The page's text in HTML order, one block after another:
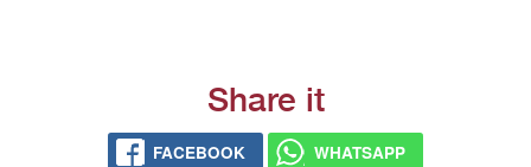
Share it
FACE­BOOK WHATS­APP